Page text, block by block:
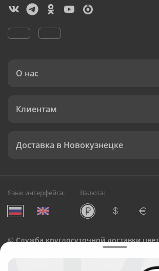
О нас
Клиентам
Доставка в Новокузнецке
Язык интерфейса: Валюта:
©Служба круглосуточной доставки
Русский Букет, 2026